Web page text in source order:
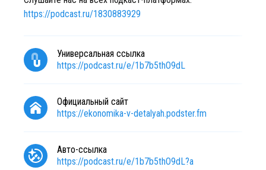
https://podcast.ru/1830883929
Универсальная ссылка
https://podcast.ru/e/1b7b5thO9dL
Официальный сайт
https://ekonomika-v-detalyah.podster.fm
Авто-ссылка
https://podcast.ru/e/1b7b5thO9dL?a